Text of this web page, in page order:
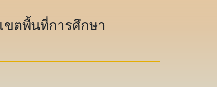
ขตพื้นที่การศึกษา